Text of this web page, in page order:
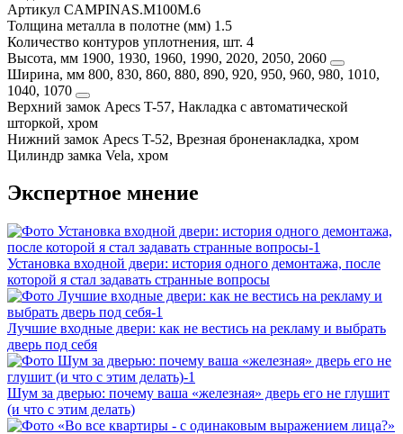
Артикул CAMPINAS.M100M.6
Толщина металла в полотне (мм) 1.5
Количество контуров уплотнения, шт. 4
Высота, мм 1900, 1930, 1960, 1990, 2020, 2050, 2060
Ширина, мм 800, 830, 860, 880, 890, 920, 950, 960, 980, 1010,
1040, 1070
Верхний замок Apecs T-57, Накладка с автоматической
шторкой, хром
Нижний замок Apecs T-52, Врезная броненакладка, хром
Цилиндр замка Vela, хром
Экспертное мнение
Установка входной двери: история одного демонтажа, после
которой я стал задавать странные вопросы
Лучшие входные двери: как не вестись на рекламу и выбрать
дверь под себя
Шум за дверью: почему ваша «железная» дверь его не глушит
(и что с этим делать)